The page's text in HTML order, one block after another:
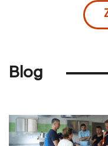
Blog